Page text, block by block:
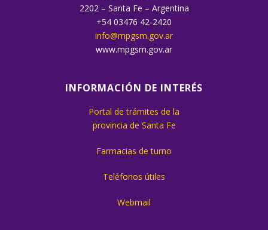
2202 – Santa Fe – Argentina
+54 03476 42-2420
info@mpgsm.gov.ar
www.mpgsm.gov.ar
INFORMACIÓN DE INTERÉS
Portal de trámites de la
provincia de Santa Fe
Farmacias de turno
Teléfonos útiles
Webmail